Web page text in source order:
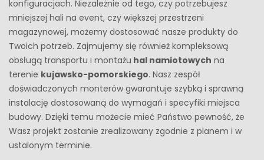
konfiguracjach. Niezależnie od tego, czy potrzebujesz
mniejszej hali na event, czy większej przestrzeni
magazynowej, możemy dostosować nasze produkty do
Twoich potrzeb. Zajmujemy się również kompleksową
obsługą transportu i montażu hal namiotowych na
terenie kujawsko-pomorskiego. Nasz zespół
doświadczonych monterów gwarantuje szybką i sprawną
instalację dostosowaną do wymagań i specyfiki miejsca
budowy. Dzięki temu możecie mieć Państwo pewność, że
Wasz projekt zostanie zrealizowany zgodnie z planem i w
ustalonym terminie.